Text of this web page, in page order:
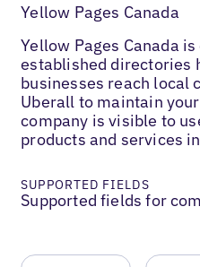
Yellow Pages Canada
Yellow Pages Canada
established directories
businesses reach local
Uberall to maintain
company is visible to
products and services
SUPPORTED FIELDS
Supported fields for